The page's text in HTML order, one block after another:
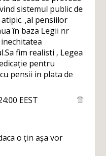
sistemul public de
,al pensiilor
în baza Legii nr
fim realisti , Legea
pentru
pensii in plata de
EEST
o țin așa vor